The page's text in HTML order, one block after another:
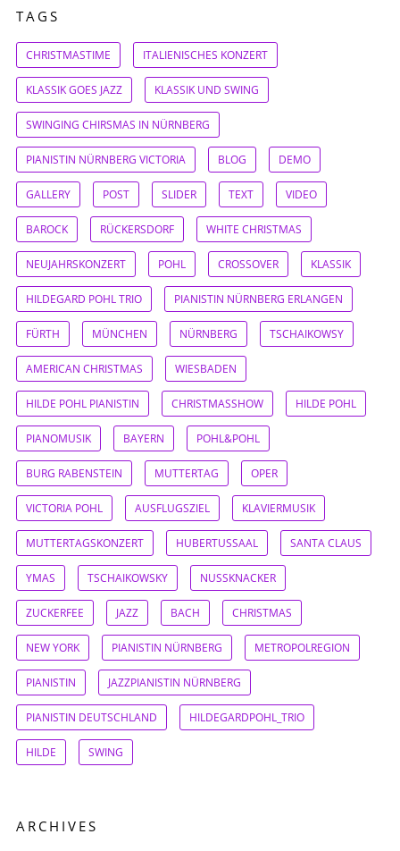
TAGS
CHRISTMASTIME ITALIENISCHES KONZERT
KLASSIK GOES JAZZ KLASSIK UND SWING
SWINGING CHIRSMAS IN NÜRNBERG
PIANISTIN NÜRNBERG VICTORIA BLOG DEMO
GALLERY POST SLIDER TEXT VIDEO
BAROCK RÜCKERSDORF WHITE CHRISTMAS
NEUJAHRSKONZERT POHL CROSSOVER KLASSIK
HILDEGARD POHL TRIO PIANISTIN NÜRNBERG ERLANGEN
FÜRTH MÜNCHEN NÜRNBERG TSCHAIKOWSY
AMERICAN CHRISTMAS WIESBADEN
HILDE POHL PIANISTIN CHRISTMASSHOW HILDE POHL
PIANOMUSIK BAYERN POHL&POHL
BURG RABENSTEIN MUTTERTAG OPER
VICTORIA POHL AUSFLUGSZIEL KLAVIERMUSIK
MUTTERTAGSKONZERT HUBERTUSSAAL SANTA CLAUS
YMAS TSCHAIKOWSKY NUSSKNACKER
ZUCKERFEE JAZZ BACH CHRISTMAS
NEW YORK PIANISTIN NÜRNBERG METROPOLREGION
PIANISTIN JAZZPIANISTIN NÜRNBERG
PIANISTIN DEUTSCHLAND HILDEGARDPOHL_TRIO
HILDE SWING
ARCHIVES